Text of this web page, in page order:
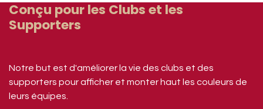
Conçu pour les Clubs et les
Supporters
Notre but est d'améliorer la vie des clubs et des
supporters pour afficher et monter haut les couleurs de
leurs équipes.